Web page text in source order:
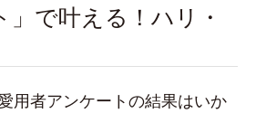
」で叶える！ハリ・
用者アンケートの結果はいか